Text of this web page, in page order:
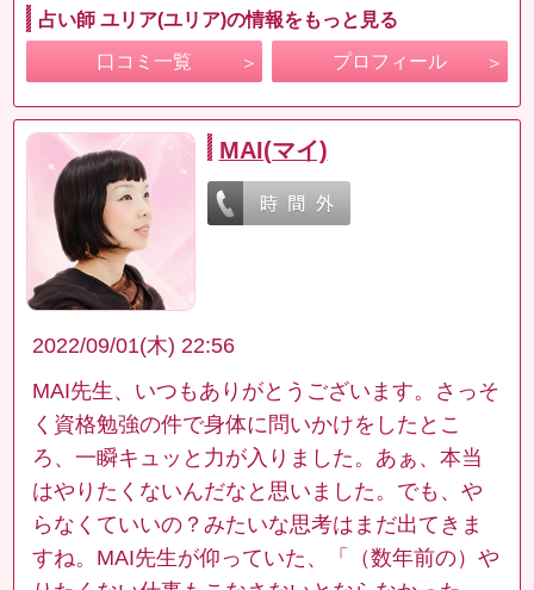
占い師 ユリア(ユリア)の情報をもっと見る
口コミ一覧 プロフィール
MAI(マイ)
2022/09/01(木) 22:56
MAI先生、いつもありがとうございます。さっそ
く資格勉強の件で身体に問いかけをしたとこ
ろ、一瞬キュッと力が入りました。あぁ、本当
はやりたくないんだなと思いました。でも、や
らなくていいの？みたいな思考はまだ出てきま
すね。MAI先生が仰っていた、「（数年前の）や